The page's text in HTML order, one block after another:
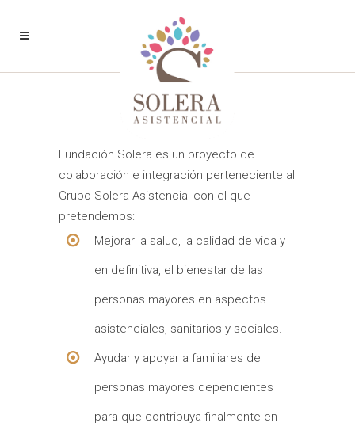
Objetivos
Fundación Solera es un proyecto de
colaboración e integración perteneciente al
Grupo Solera Asistencial con el que
pretendemos:
Mejorar la salud, la calidad de vida y
en definitiva, el bienestar de las
personas mayores en aspectos
asistenciales, sanitarios y sociales.
Ayudar y apoyar a familiares de
personas mayores dependientes
para que contribuya finalmente en